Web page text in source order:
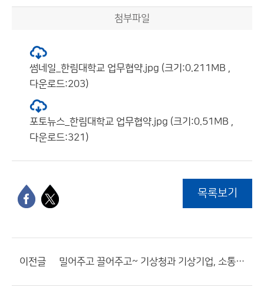
첨부파일
썸네일_한림대학교 업무협약.jpg (크기:0.211MB ,
다운로드:203)
포토뉴스_한림대학교 업무협약.jpg (크기:0.51MB ,
다운로드:321)
목록보기
이전글 밀어주고 끌어주고~ 기상청과 기상기업, 소통으로 동반성장 한다!